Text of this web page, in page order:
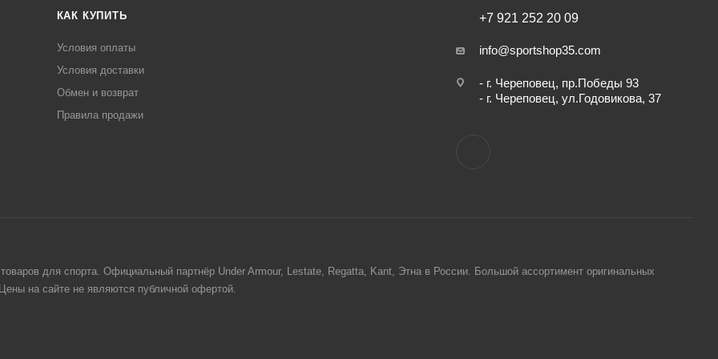
КАК КУПИТЬ
Условия оплаты
Условия доставки
Обмен и возврат
Правила продажи
+7 921 252 20 09
info@sportshop35.com
- г. Череповец, пр.Победы 93
- г. Череповец, ул.Годовикова, 37
для спорта. Официальный партнёр Under Armour, Lestate, Regatta, Kant, Этна в России. Большой ассортимент оригинальных
на сайте не являются публичной офертой.